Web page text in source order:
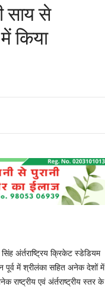
साय से
किया
अंर्तराष्ट्रिय क्रिकेट स्डेडियम
पूर्व में श्रीलंका सहित अनेक देशों में
एवं अंर्तराष्ट्रीय स्तर के